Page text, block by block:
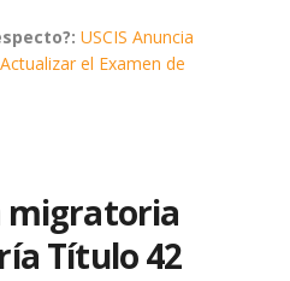
USCIS Anuncia
el Examen de
migratoria
Título 42